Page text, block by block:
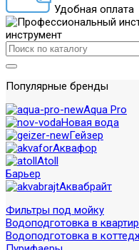
Удобная оплата
инструмент
Популярные бренды
Aqua Pro
Новая вода
Гейзер
Аквафор
Atoll
Барьер
Аквабрайт
Фильтры под мойку
Водоподготовка в
Водоподготовка в